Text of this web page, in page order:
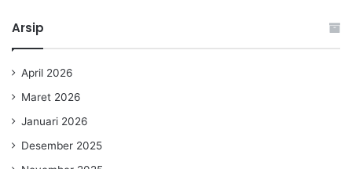
Arsip
April 2026
Maret 2026
Januari 2026
Desember 2025